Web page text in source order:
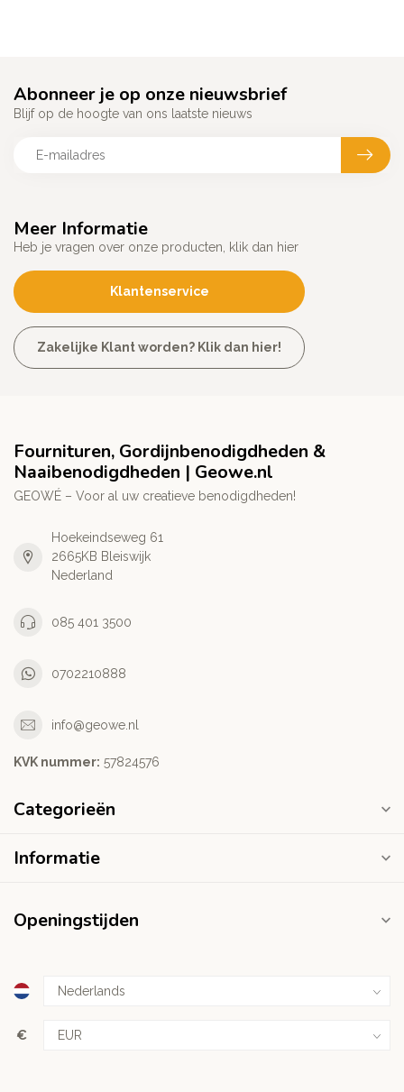
Meer Informatie
Heb je vragen over onze producten, klik dan hier
Klantenservice
Zakelijke Klant worden? Klik dan hier!
Abonneer je op onze nieuwsbrief
Blijf op de hoogte van ons laatste nieuws
Fournituren, Gordijnbenodigdheden &
Naaibenodigdheden | Geowe.nl
GEOWÉ – Voor al uw creatieve benodigdheden!
Hoekeindseweg 61
2665KB Bleiswijk
Nederland
085 401 3500
0702210888
info@geowe.nl
KVK nummer: ‭57824576‬
Categorieën
Informatie
Openingstijden
€